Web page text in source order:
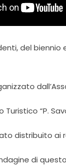
del biennio
Turistico “P.
distribuito ai
di